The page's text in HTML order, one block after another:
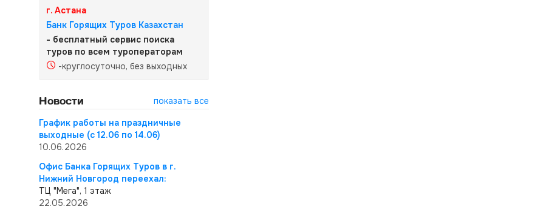
г. Астана
Банк Горящих Туров Казахстан
- бесплатный сервис поиска
туров по всем туроператорам
-круглосуточно, без выходных
Новости
показать все
График работы на праздничные
выходные (с 12.06 по 14.06)
10.06.2026
Офис Банка Горящих Туров в г.
Нижний Новгород переехал:
ТЦ "Мега", 1 этаж
22.05.2026